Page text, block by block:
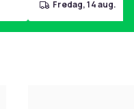
fredag, 14 aug.